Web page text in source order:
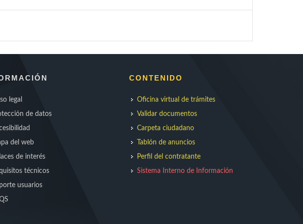
legal
de datos
del web
de interés
técnicos
usuarios
CONTENIDO
Oficina virtual de trámites
Validar documentos
Carpeta ciudadano
Tablón de anuncios
Perfil del contratante
Sistema Interno de Información